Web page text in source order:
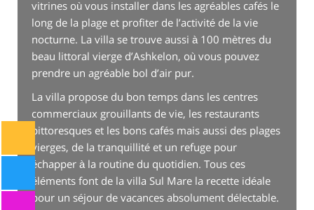
vitrines où vous installer dans les agréables cafés le
long de la plage et profiter de l’activité de la vie
nocturne. La villa se trouve aussi à 100 mètres du
beau littoral vierge d’Ashkelon, où vous pouvez
prendre un agréable bol d’air pur.
La villa propose du bon temps dans les centres
commerciaux grouillants de vie, les restaurants
pittoresques et les bons cafés mais aussi des plages
vierges, de la tranquillité et un refuge pour
échapper à la routine du quotidien. Tous ces
éléments font de la villa Sul Mare la recette idéale
pour un séjour de vacances absolument délectable.